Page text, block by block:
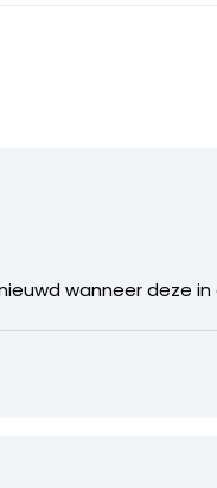
wanneer deze in